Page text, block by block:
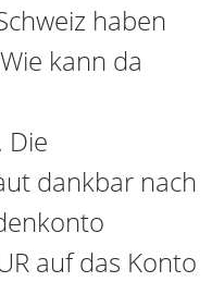
haben
kann da
Die
dankbar nach
auf das Konto